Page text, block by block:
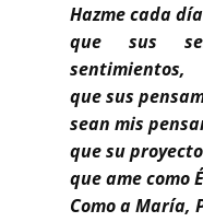
Hazme cada
que sus
sentimientos,
que sus
sean mis
que su
que ame como
Como a María,